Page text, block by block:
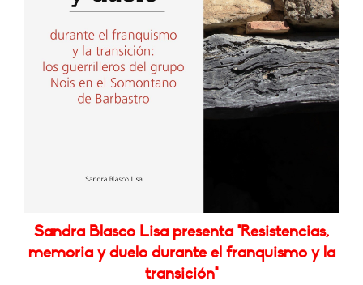
Sandra Blasco Lisa presenta "Resistencias,
memoria y duelo durante el franquismo y la
transición"